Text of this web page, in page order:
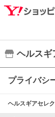
ヘルスギ
プライバシ
ヘルスギアセレ